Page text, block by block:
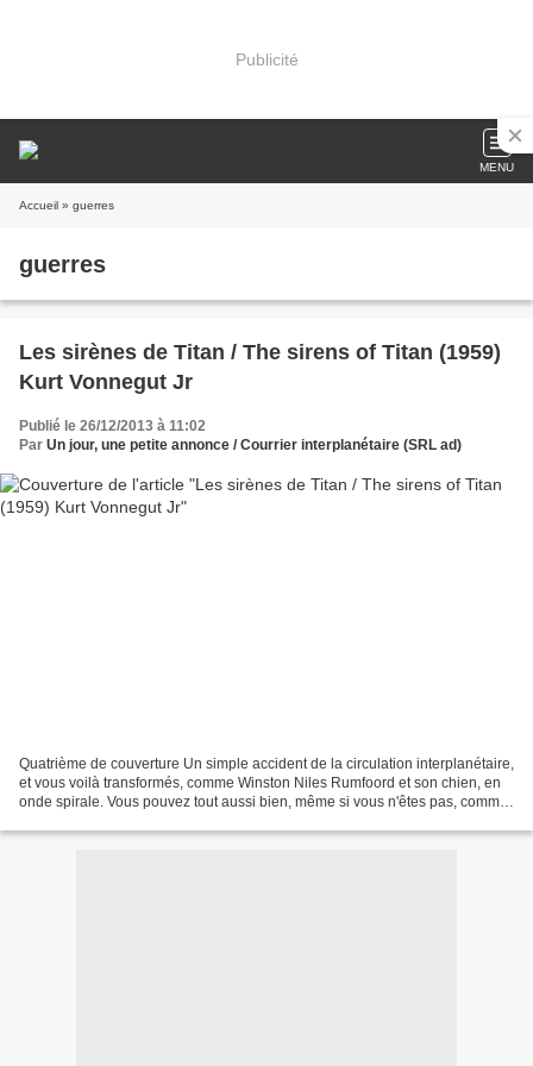
Publicité
MENU
Accueil » guerres
guerres
Les sirènes de Titan / The sirens of Titan (1959)
Kurt Vonnegut Jr
Publié le 26/12/2013 à 11:02
Par Un jour, une petite annonce / Courrier interplanétaire (SRL ad)
Quatrième de couverture Un simple accident de la circulation interplanétaire,
et vous voilà transformés, comme Winston Niles Rumfoord et son chien, en
onde spirale. Vous pouvez tout aussi bien, même si vous n'êtes pas, comme